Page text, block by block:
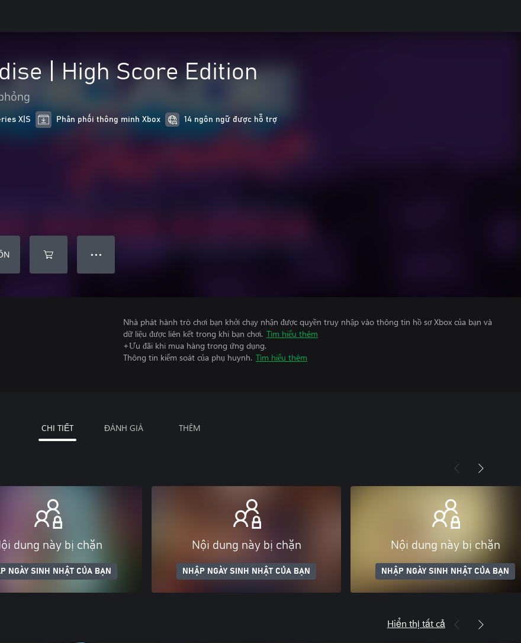
| High Score Edition
X|S Phân phối thông minh Xbox 14 ngôn ngữ được hỗ trợ
● ● ●
Nhà phát hành trò chơi bạn khởi chạy nhận được quyền truy nhập vào thông tin hồ sơ Xbox của bạn và
dữ liệu được liên kết trong khi bạn chơi. Tìm hiểu thêm
+Ưu đãi khi mua hàng trong ứng dụng.
Thông tin kiểm soát của phụ huynh. Tìm hiểu thêm
CHI TIẾT ĐÁNH GIÁ THÊM
dung này bị chặn
NGÀY SINH NHẬT CỦA BẠN
Nội dung này bị chặn
NHẬP NGÀY SINH NHẬT CỦA BẠN
Nội dung này bị chặn
NHẬP NGÀY SINH NHẬT CỦA BẠN
Hiển thị tất cả